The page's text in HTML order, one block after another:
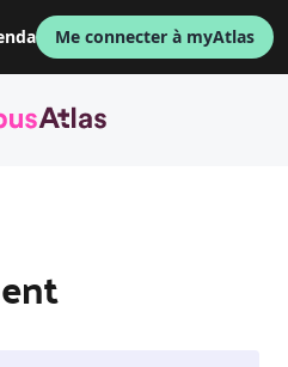
Me connecter à myAtlas